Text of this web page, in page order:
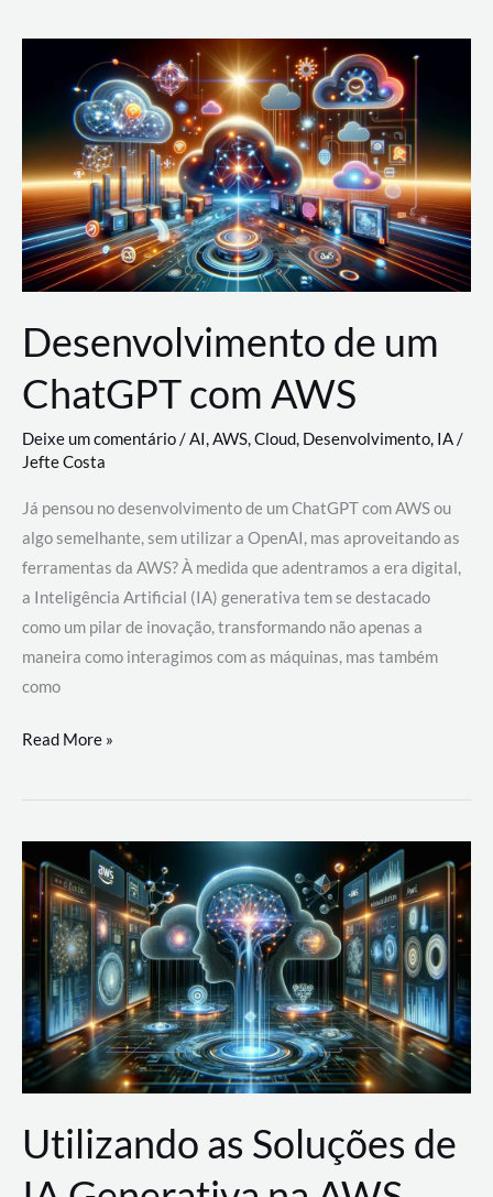
Nuvem:
Google
Cloud,
AWS
e
Azure
Desenvolvimento de um
ChatGPT com AWS
Deixe um comentário/AI,AWS,Cloud, Desenvolvimento, IA/
Jefte Costa
Já pensou no desenvolvimento de um ChatGPT com AWS ou
algo semelhante, sem utilizar a OpenAI, mas aproveitando as
ferramentas da AWS? À medida que adentramos a era digital,
a Inteligência Artificial (IA) generativa tem se destacado
como um pilar de inovação, transformando não apenas a
maneira como interagimos com as máquinas, mas também
como
Desenvolvimento
um
com
AWS
Read More »
Utilizando as Soluções de